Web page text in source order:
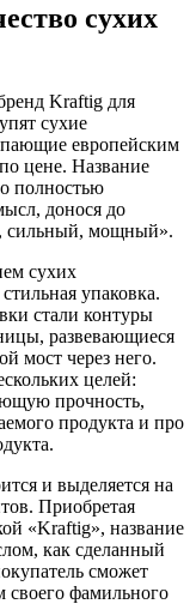
сухих
Kraftig для
сухие
европейским
цене. Название
полностью
донося до
сильный, мощный».
сухих
упаковка.
стали контуры
развевающиеся
мост через него.
целей:
прочность,
продукта и про
и выделяется на
Приобретая
«Kraftig», название
как сделанный
сможет
своего фамильного